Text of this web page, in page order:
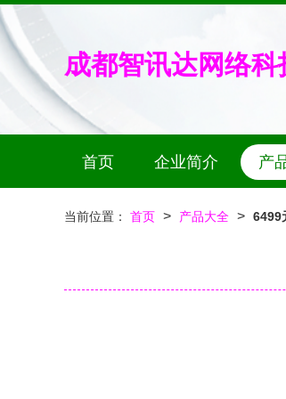
成都智讯达网络科
首页 企业简介 产
当前位置： 首页 > 产品大全 > 6499